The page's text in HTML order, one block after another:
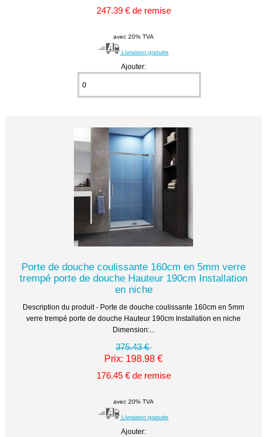
247.39 € de remise
avec 20% TVA
Livraison gratuite
Ajouter:
Porte de douche coulissante 160cm en 5mm verre
trempé porte de douche Hauteur 190cm Installation
en niche
Description du produit - Porte de douche coulissante 160cm en 5mm
verre trempé porte de douche Hauteur 190cm Installation en niche
Dimension:...
375.43 €
Prix: 198.98 €
176.45 € de remise
avec 20% TVA
Livraison gratuite
Ajouter: